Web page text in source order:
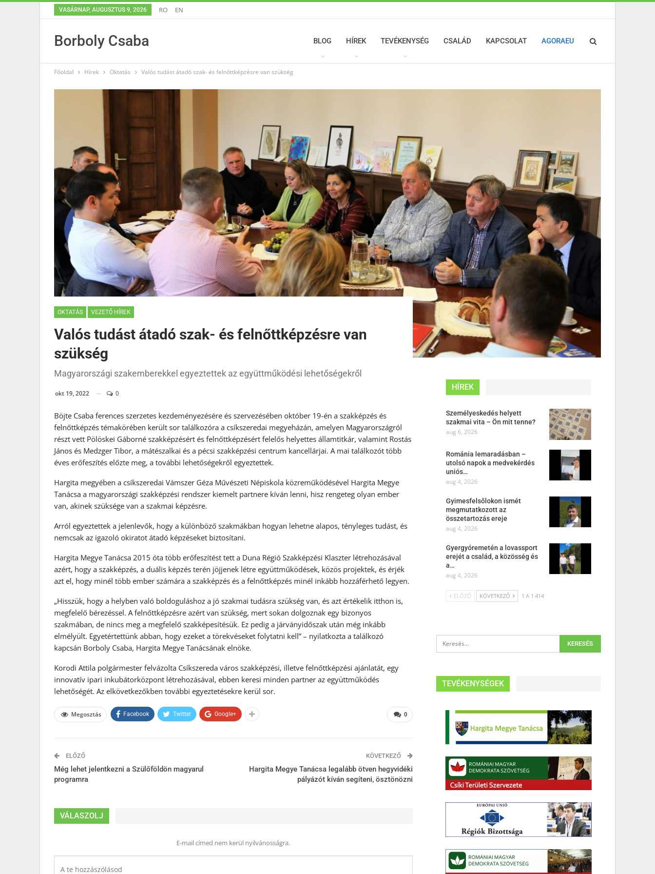
VASÁRNAP, AUGUSZTUS 9, 2026 RO EN
Borboly Csaba BLOG HÍREK TEVÉKENYSÉG CSALÁD KAPCSOLAT AGORAEU
Főoldal Hírek Oktatás Valós tudást átadó szak- és felnőttképzésre van szükség
OKTATÁS VEZETŐ HÍREK
Valós tudást átadó szak- és felnőttképzésre van
szükség
Magyarországi szakemberekkel egyeztettek az együttműködési lehetőségekről
okt 19, 2022 0
Böjte Csaba ferences szerzetes kezdeményezésére és szervezésében október 19-én a szakképzés és
felnőttképzés témakörében került sor találkozóra a csíkszeredai megyeházán, amelyen Magyarországról
részt vett Pölöskei Gáborné szakképzésért és felnőttképzésért felelős helyettes államtitkár, valamint Rostás
János és Medzger Tibor, a mátészalkai és a pécsi szakképzési centrum kancellárjai. A mai találkozót több
éves erőfeszítés előzte meg, a további lehetőségekről egyeztettek.
Hargita megyében a csíkszeredai Vámszer Géza Művészeti Népiskola közreműködésével Hargita Megye
Tanácsa a magyarországi szakképzési rendszer kiemelt partnere kíván lenni, hisz rengeteg olyan ember
van, akinek szüksége van a szakmai képzésre.
Arról egyeztettek a jelenlevők, hogy a különböző szakmákban hogyan lehetne alapos, tényleges tudást, és
nemcsak az igazoló okiratot átadó képzéseket biztosítani.
Hargita Megye Tanácsa 2015 óta több erőfeszítést tett a Duna Régió Szakképzési Klaszter létrehozásával
azért, hogy a szakképzés, a duális képzés terén jöjjenek létre együttműködések, közös projektek, és érjék
azt el, hogy minél több ember számára a szakképzés és a felnőttképzés minél inkább hozzáférhető legyen.
„Hisszük, hogy a helyben való boldoguláshoz a jó szakmai tudásra szükség van, és azt értékelik itthon is,
megfelelő bérezéssel. A felnőttképzésre azért van szükség, mert sokan dolgoznak egy bizonyos
szakmában, de nincs meg a megfelelő szakképesítésük. Ez pedig a járványidőszak után még inkább
elmélyült. Egyetértettünk abban, hogy ezeket a törekvéseket folytatni kell” – nyilatkozta a találkozó
kapcsán Borboly Csaba, Hargita Megye Tanácsának elnöke.
Korodi Attila polgármester felvázolta Csíkszereda város szakképzési, illetve felnőttképzési ajánlatát, egy
innovatív ipari inkubátorközpont létrehozásával, ebben keresi minden partner az együttműködés
lehetőségét. Az elkövetkezőkben további egyeztetésekre kerül sor.
0
Megosztás Facebook Twitter Google+
ELŐZŐ
Még lehet jelentkezni a Szülőföldön magyarul
programra
KÖVETKEZŐ
Hargita Megye Tanácsa legalább ötven hegyvidéki
pályázót kíván segíteni, ösztönözni
VÁLASZOLJ
E-mail címed nem kerül nyilvánosságra.
HÍREK
Személyeskedés helyett
szakmai vita – Ön mit tenne?
aug 6, 2026
Románia lemaradásban –
utolsó napok a medvekérdés
uniós…
aug 4, 2026
Gyimesfelsőlokon ismét
megmutatkozott az
összetartozás ereje
aug 4, 2026
Gyergyóremetén a lovassport
erejét a család, a közösség és
a…
aug 4, 2026
ELŐZŐ KÖVETKEZŐ 1 A 1 414
TEVÉKENYSÉGEK